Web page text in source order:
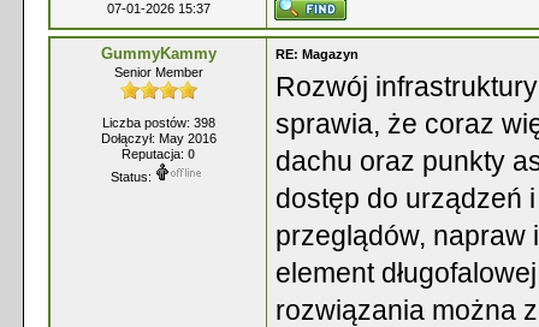
07-01-2026 15:37
GummyKammy
Senior Member
Liczba postów: 398
Dołączył: May 2016
Reputacja: 0
Status:
RE: Magazyn
Rozwój
sprawia, że coraz
dachu oraz punkty
dostęp do urządzeń
przeglądów, napraw
element
rozwiązania można